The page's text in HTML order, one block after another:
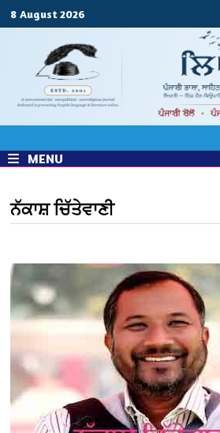
8 August 2026
MENU
ਨੱਕਾਸ਼ ਚਿੱਤੇਵਾਣੀ